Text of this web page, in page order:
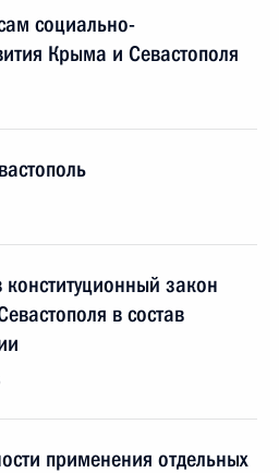
социально-
Крыма и Севастополя
закон
в состав
применения отдельных